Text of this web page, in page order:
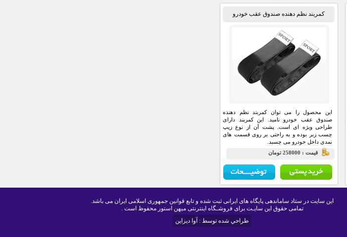
کمربند نظم دهنده صندوق عقب خودرو
این محصول را می توان کمربند نظم دهنده
صندوق عقب خودرو نامید. این کمربند دارای
طراحی ویژه ای است. پشت آن از نوع زیپ
چسب زبر بوده و به راحتی بر روی قسمت های
نمدی داخل خودرو می چسبد.
قيمت : 258000 تومان
این سایت در ستاد ساماندهی پایگاه های ایرانی ثبت شده و تابع قوانین جمهوری اسلامی ایران می باشد.
تمامی حقوق این سایـت برای فروشـگاه اینترنتی میهن استور محفوظ است .
طراحي شده توسط : آوا ديزاين